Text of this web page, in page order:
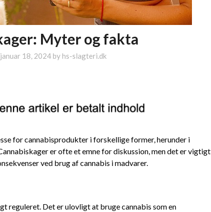
Myter og fakta
januar 18, 2024by hs-slagteri.dk
for cannabisprodukter i forskellige former, herunder i
er ofte et emne for diskussion, men det er vigtigt
ved brug af cannabis i madvarer.
reguleret. Det er ulovligt at bruge cannabis som en